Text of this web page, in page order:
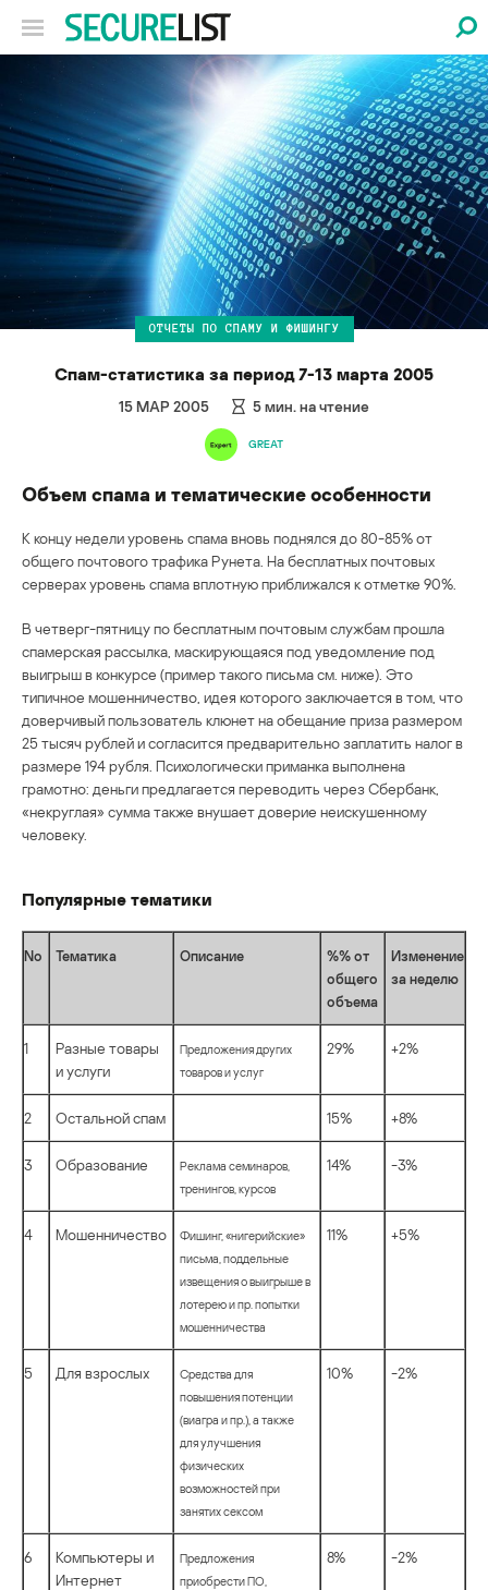
ОТЧЕТЫ ПО СПАМУ И ФИШИНГУ
Спам-статистика за период 7-13 марта 2005
15 МАР 2005 5мин. на чтение
GREAT
Объем спама и тематические особенности
К концу недели уровень спама вновь поднялся до 80-85% от
общего почтового трафика Рунета. На бесплатных почтовых
серверах уровень спама вплотную приближался к отметке 90%.
В четверг-пятницу по бесплатным почтовым службам прошла
спамерская рассылка, маскирующаяся под уведомление под
выигрыш в конкурсе (пример такого письма см. ниже). Это
типичное мошенничество, идея которого заключается в том, что
доверчивый пользователь клюнет на обещание приза размером
25 тысяч рублей и согласится предварительно заплатить налог в
размере 194 рубля. Психологически приманка выполнена
грамотно: деньги предлагается переводить через Сбербанк,
«некруглая» сумма также внушает доверие неискушенному
человеку.
Популярные тематики
No Тематика Описание
%% от
общего
объема
Изменение
за неделю
1
Разные товары
и услуги
Предложения других
товаров и услуг
29% +2%
2 Остальной спам 15% +8%
3 Образование
Реклама семинаров,
тренингов, курсов
14% -3%
4 Мошенничество
Фишинг, «нигерийские»
письма, поддельные
извещения о выигрыше в
лотерею и пр. попытки
мошенничества
11% +5%
5 Для взрослых
Средства для
повышения потенции
(виагра и пр.), а также
для улучшения
физических
возможностей при
занятих сексом
10% -2%
6
Компьютеры и
Интернет
Предложения
приобрести ПО,
8% -2%